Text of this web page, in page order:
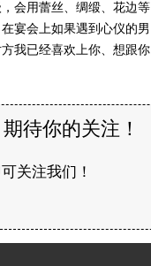
会用蕾丝、绸缎、花边等
宴会上如果遇到心仪的男
我已经喜欢上你、想跟你
待你的关注！
关注我们！